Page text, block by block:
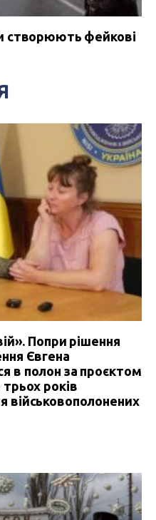
створюють фейкові
Попри рішення
Євгена
в полон за проєктом
років
військовополонених